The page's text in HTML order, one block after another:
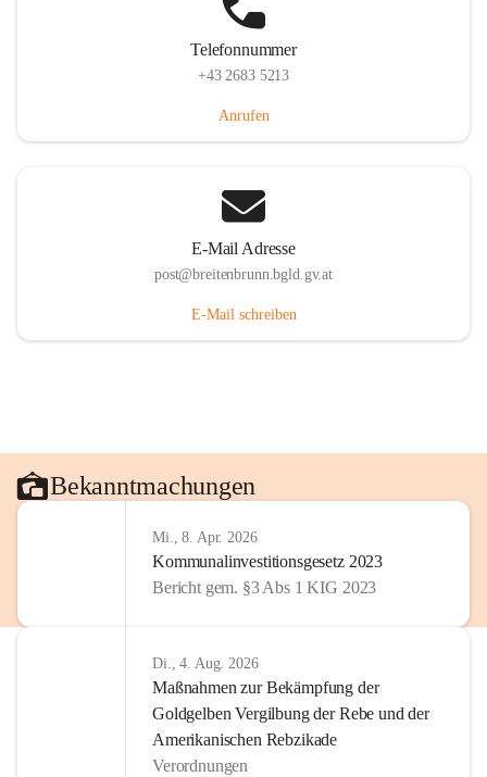
Telefonnummer
+43 2683 5213
Anrufen
E-Mail Adresse
post@breitenbrunn.bgld.gv.at
E-Mail schreiben
Bekanntmachungen
Mi., 8. Apr. 2026
Kommunalinvestitionsgesetz 2023
Bericht gem. §3 Abs 1 KIG 2023
Di., 4. Aug. 2026
Maßnahmen zur Bekämpfung der
Goldgelben Vergilbung der Rebe und der
Amerikanischen Rebzikade
Verordnungen